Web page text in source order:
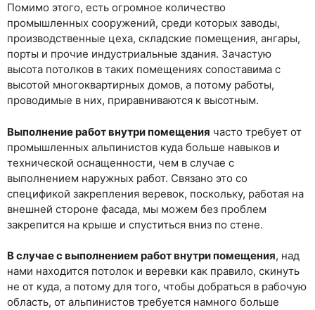
Помимо этого, есть огромное количество
промышленных сооружений, среди которых заводы,
производственные цеха, складские помещения, ангары,
порты и прочие индустриальные здания. Зачастую
высота потолков в таких помещениях сопоставима с
высотой многоквартирных домов, а потому работы,
проводимые в них, приравниваются к высотным.
Выполнение работ внутри помещения часто требует от
промышленных альпинистов куда больше навыков и
технической оснащенности, чем в случае с
выполнением наружных работ. Связано это со
спецификой закрепления веревок, поскольку, работая на
внешней стороне фасада, мы можем без проблем
закрепится на крыше и спуститься вниз по стене.
В случае с выполнением работ внутри помещения, над
нами находится потолок и веревки как правило, скинуть
не от куда, а потому для того, чтобы добраться в рабочую
область, от альпинистов требуется намного больше